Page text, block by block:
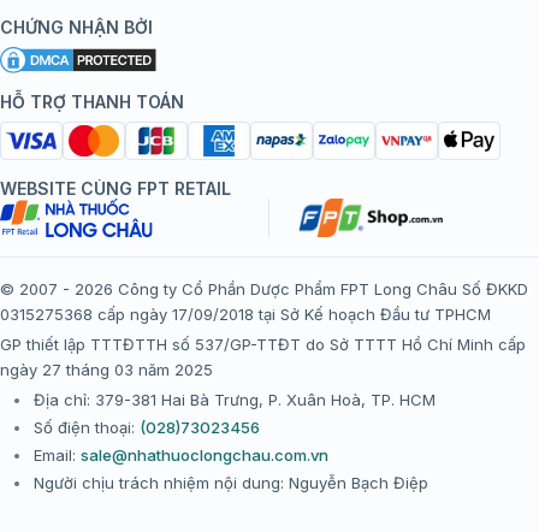
Chính sách nội dung
Chính sách bảo mật
Chính sách bảo mật dữ liệu cá nhân
Chính sách thanh toán
Chính sách đổi trả gói, mũi tiêm tại trung tâm tiêm chủng
FPT Long Châu
Thể lệ chương trình “Tích điểm nhận đặc quyền”
Đội ngũ bác sĩ, chuyên gia
Hệ thống trung tâm tiêm chủng
Khuyến mãi
Tôi nên tiêm gì?
Tiêm chủng đi nước ngoài
CHỨNG NHẬN BỞI
HỖ TRỢ THANH TOÁN
WEBSITE CÙNG FPT RETAIL
© 2007 - 2026 Công ty Cổ Phần Dược Phẩm FPT Long Châu Số ĐKKD
0315275368 cấp ngày 17/09/2018 tại Sở Kế hoạch Đầu tư TPHCM
GP thiết lập TTTĐTTH số 537/GP-TTĐT do Sở TTTT Hồ Chí Minh cấp
ngày 27 tháng 03 năm 2025
Địa chỉ: 379-381 Hai Bà Trưng, P. Xuân Hoà, TP. HCM
Số điện thoại: (028)73023456
Email: sale@nhathuoclongchau.com.vn
Người chịu trách nhiệm nội dung: Nguyễn Bạch Điệp